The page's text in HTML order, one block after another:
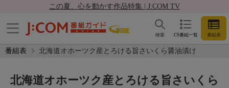
この夏、心を動かす作品特集 | J:COM TV
CS番組一覧 番組表
検索
番組表 北海道オホーツク産とろける旨さいくら醤油漬け
北海道オホーツク産とろける旨さいくら